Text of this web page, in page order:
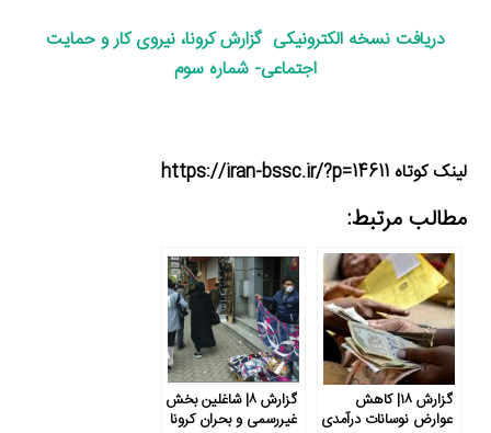
دریافت نسخه الکترونیکی گزارش کرونا، نیروی کار و حمایت
اجتماعی- شماره سوم
لینک کوتاه https://iran-bssc.ir/?p=14611
مطالب مرتبط:
گزارش ۱۸| کاهش
عوارض نوسانات درآمدی
گزارش ۸| شاغلین بخش
غیررسمی و بحران کرونا